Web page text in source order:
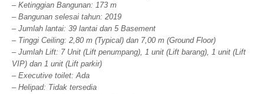
– Ketinggian Bangunan: 173 m
– Bangunan selesai tahun: 2019
– Jumlah lantai: 39 lantai dan 5 Basement
– Tinggi Ceiling: 2,80 m (Typical) dan 7,00 m (Ground Floor)
– Jumlah Lift: 7 Unit (Lift penumpang), 1 unit (Lift barang), 1 unit (Lift
VIP) dan 1 unit (Lift parkir)
– Executive toilet: Ada
– Helipad: Tidak tersedia